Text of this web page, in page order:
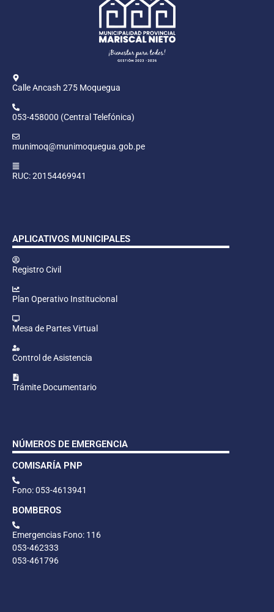
Calle Ancash 275 Moquegua
053-458000 (Central Telefónica)
munimoq@munimoquegua.gob.pe
RUC: 20154469941
APLICATIVOS MUNICIPALES
Registro Civil
Plan Operativo Institucional
Mesa de Partes Virtual
Control de Asistencia
Trámite Documentario
NÚMEROS DE EMERGENCIA
COMISARÍA PNP
Fono: 053-4613941
BOMBEROS
Emergencias Fono: 116
053-462333
053-461796